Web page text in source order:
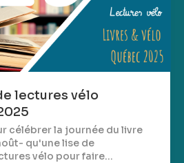
lectures vélo
célébrer la journée du livre
qu'une lise de
vélo pour faire...